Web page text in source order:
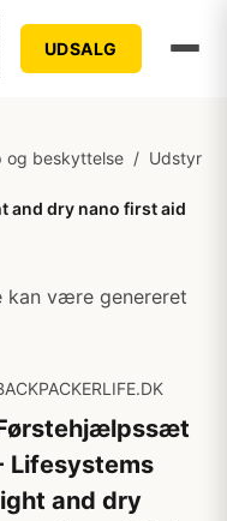
UDSALG
og beskyttelse / Udstyr
dry nano first aid
kan være genereret
Lifesystems
and dry